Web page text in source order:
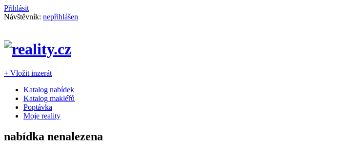
Přihlásit
Návštěvník: nepřihlášen
+ Vložit inzerát
Katalog nabídek
Katalog makléřů
Poptávka
Moje reality
nabídka nenalezena